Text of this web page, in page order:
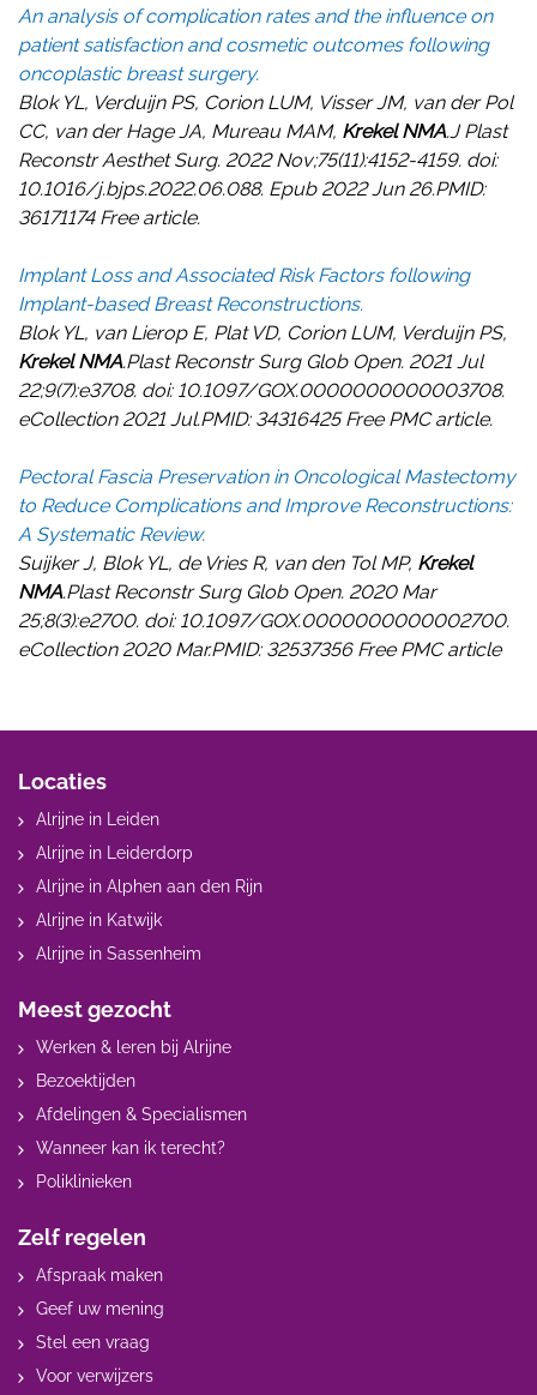
An analysis of complication rates and the influence on
patient satisfaction and cosmetic outcomes following
oncoplastic breast surgery.
Blok YL, Verduijn PS, Corion LUM, Visser JM, van der Pol
CC, van der Hage JA, Mureau MAM, Krekel NMA.J Plast
Reconstr Aesthet Surg. 2022 Nov;75(11):4152-4159. doi:
10.1016/j.bjps.2022.06.088. Epub 2022 Jun 26.PMID:
36171174 Free article.
Implant Loss and Associated Risk Factors following
Implant-based Breast Reconstructions.
Blok YL, van Lierop E, Plat VD, Corion LUM, Verduijn PS,
Krekel NMA.Plast Reconstr Surg Glob Open. 2021 Jul
22;9(7):e3708. doi: 10.1097/GOX.0000000000003708.
eCollection 2021 Jul.PMID: 34316425 Free PMC article.
Pectoral Fascia Preservation in Oncological Mastectomy
to Reduce Complications and Improve Reconstructions:
A Systematic Review.
Suijker J, Blok YL, de Vries R, van den Tol MP, Krekel
NMA.Plast Reconstr Surg Glob Open. 2020 Mar
25;8(3):e2700. doi: 10.1097/GOX.0000000000002700.
eCollection 2020 Mar.PMID: 32537356 Free PMC article
Locaties
Alrijne in Leiden
Alrijne in Leiderdorp
Alrijne in Alphen aan den Rijn
Alrijne in Katwijk
Alrijne in Sassenheim
Meest gezocht
Werken & leren bij Alrijne
Bezoektijden
Afdelingen & Specialismen
Wanneer kan ik terecht?
Poliklinieken
Zelf regelen
Afspraak maken
Geef uw mening
Stel een vraag
Voor verwijzers